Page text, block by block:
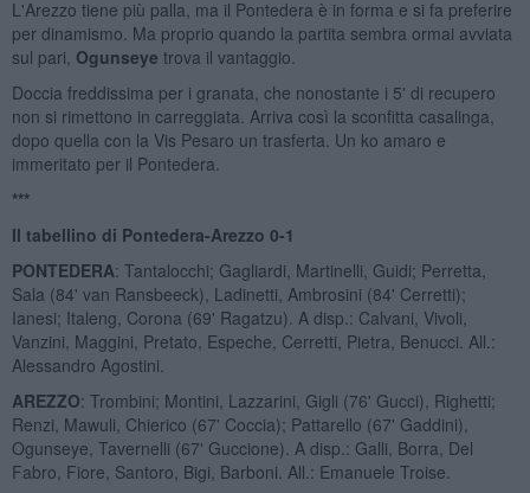
L'Arezzo tiene più palla, ma il Pontedera è in forma e si fa preferire
per dinamismo. Ma proprio quando la partita sembra ormai avviata
sul pari, Ogunseye trova il vantaggio.
Doccia freddissima per i granata, che nonostante i 5' di recupero
non si rimettono in carreggiata. Arriva così la sconfitta casalinga,
dopo quella con la Vis Pesaro un trasferta. Un ko amaro e
immeritato per il Pontedera.
***
Il tabellino di Pontedera-Arezzo 0-1
PONTEDERA: Tantalocchi; Gagliardi, Martinelli, Guidi; Perretta,
Sala (84' van Ransbeeck), Ladinetti, Ambrosini (84' Cerretti);
Ianesi; Italeng, Corona (69' Ragatzu). A disp.: Calvani, Vivoli,
Vanzini, Maggini, Pretato, Espeche, Cerretti, Pietra, Benucci. All.:
Alessandro Agostini.
AREZZO: Trombini; Montini, Lazzarini, Gigli (76' Gucci), Righetti;
Renzi, Mawuli, Chierico (67' Coccia); Pattarello (67' Gaddini),
Ogunseye, Tavernelli (67' Guccione). A disp.: Galli, Borra, Del
Fabro, Fiore, Santoro, Bigi, Barboni. All.: Emanuele Troise.